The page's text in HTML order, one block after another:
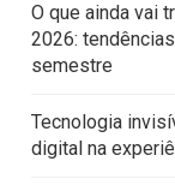
O que ainda vai
2026:
semestre
Tecnologia
digital na